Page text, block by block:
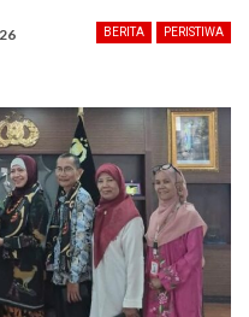
BERITA PERISTIWA